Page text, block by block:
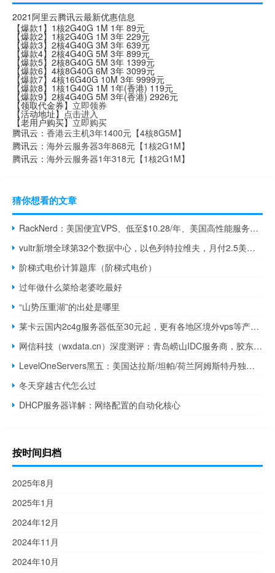
2021阿里云腾讯云最新优惠信息
【爆款1】1核2G40G 1M 1年 89元
【爆款2】1核2G40G 1M 3年 229元
【爆款3】2核4G40G 3M 3年 639元
【爆款4】2核4G40G 5M 3年 899元
【爆款5】2核8G40G 5M 3年 1399元
【爆款6】4核8G40G 6M 3年 3099元
【爆款7】4核16G40G 10M 3年 9999元
【爆款8】1核1G40G 1M 1年(香港) 119元
【爆款9】2核4G40G 5M 3年(香港) 2926元
【领取代金券】 立即领券
【活动地址】 点击进入
【老用户购买】立即购买
腾讯云： 香港云主机3年1400元【4核8G5M】
腾讯云： 海外云服务器3年868元【1核2G1M】
腾讯云： 海外云服务器1年318元【1核2G1M】
猜你想看的文章
RackNerd：美国便宜VPS、低至$10.28/年、美国高性能服务器低至$59/月、虚拟主机$9/年、高性能Windows服务器
vultr新增全球第32个数据中心，以色列特拉维夫，月付2.5美元起，支持按小时计费，可随意换IP
阶梯式电价计算题库（阶梯式电价）
过年做什么菜给老婆吃最好
“山势压重湖”的出处是哪里
莱卡云国内2c4g服务器低至30元起，更有各地区境外vps等产品限时特惠
网信科技（wxdata.cn）深度测评：青岛崂山IDC服务商，胶东半岛企业数字化伙伴
LevelOneServers黑五：美国达拉斯/坦帕/荷兰阿姆斯特丹独立服务器47.99美元/月起，VPS七折优惠
冬天穿越古代怎么过
DHCP服务器详解：网络配置的自动化核心
按时间归档
2025年8月
2025年1月
2024年12月
2024年11月
2024年10月